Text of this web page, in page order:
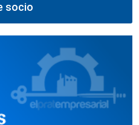
socio